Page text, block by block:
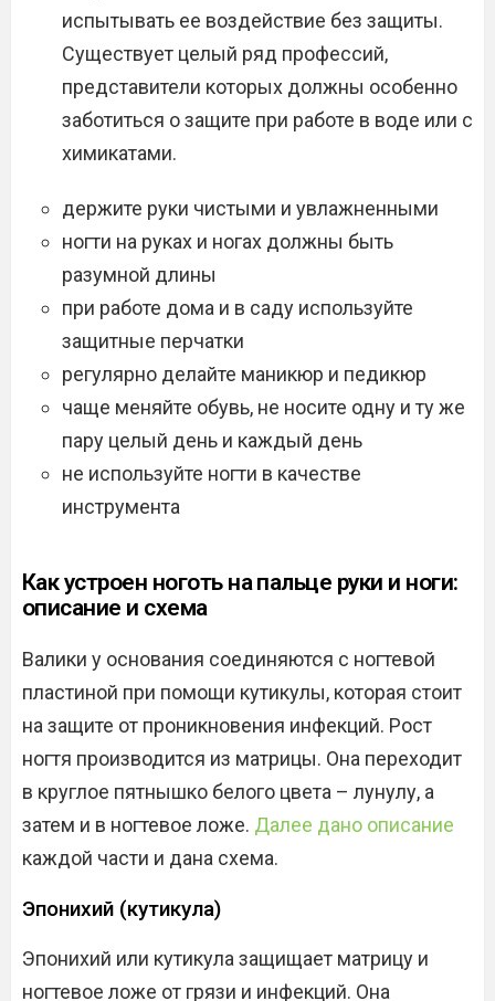
испытывать ее воздействие без защиты.
Существует целый ряд профессий,
представители которых должны особенно
заботиться о защите при работе в воде или с
химикатами.
держите руки чистыми и увлажненными
ногти на руках и ногах должны быть
разумной длины
при работе дома и в саду используйте
защитные перчатки
регулярно делайте маникюр и педикюр
чаще меняйте обувь, не носите одну и ту же
пару целый день и каждый день
не используйте ногти в качестве
инструмента
Как устроен ноготь на пальце руки и ноги:
описание и схема
Валики у основания соединяются с ногтевой
пластиной при помощи кутикулы, которая стоит
на защите от проникновения инфекций. Рост
ногтя производится из матрицы. Она переходит
в круглое пятнышко белого цвета – лунулу, а
затем и в ногтевое ложе. Далее дано описание
каждой части и дана схема.
Эпонихий (кутикула)
Эпонихий или кутикула защищает матрицу и
ногтевое ложе от грязи и инфекций. Она